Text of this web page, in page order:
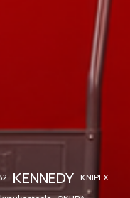
KENNEDY KNIPEX